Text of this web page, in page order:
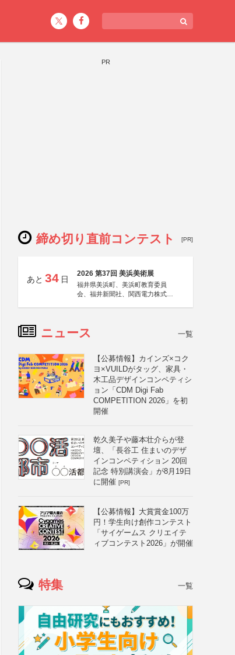
PR
締め切り直前コンテスト [PR]
あと 34 日
2026 第37回 美浜美術展
福井県美浜町、美浜町教育委員
会、福井新聞社、関西電力株式会
ニュース 一覧
【公募情報】カインズ×コク
ヨ×VUILDがタッグ、家具・
木工品デザインコンペティシ
ョン「CDM Digi Fab
COMPETITION 2026」を初
開催
乾久美子や藤本壮介らが登
壇、「長谷工 住まいのデザ
インコンペティション 20回
記念 特別講演会」が8月19日
に開催 [PR]
【公募情報】大賞賞金100万
円！学生向け創作コンテスト
「サイゲームス クリエイテ
ィブコンテスト2026」が開催
特集 一覧